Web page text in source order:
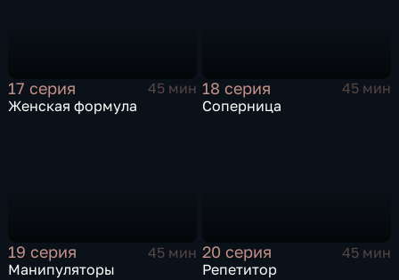
17 серия
45 мин
Женская формула
18 серия
45 мин
Соперница
19 серия
45 мин
Манипуляторы
20 серия
45 мин
Репетитор